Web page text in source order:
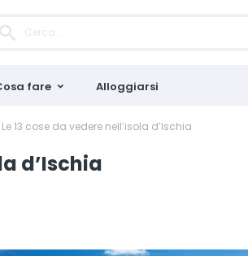
fare Alloggiarsi
Le 13 cose da vedere nell’isola d’Ischia
d’Ischia